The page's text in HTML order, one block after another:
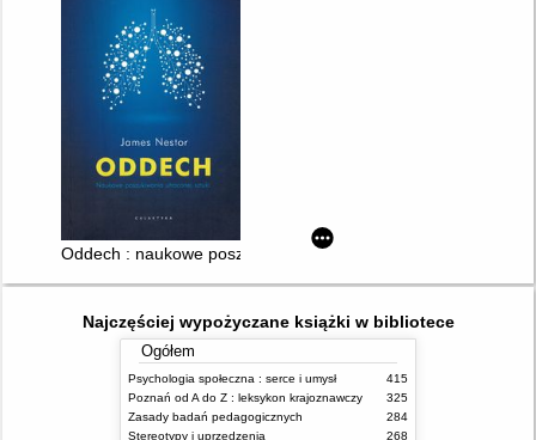
Oddech : naukowe poszukiwania utraconej sztuki
Najczęściej wypożyczane książki w bibliotece
Ogółem
Psychologia społeczna : serce i umysł
415
Poznań od A do Z : leksykon krajoznawczy
325
Zasady badań pedagogicznych
284
Stereotypy i uprzedzenia
268